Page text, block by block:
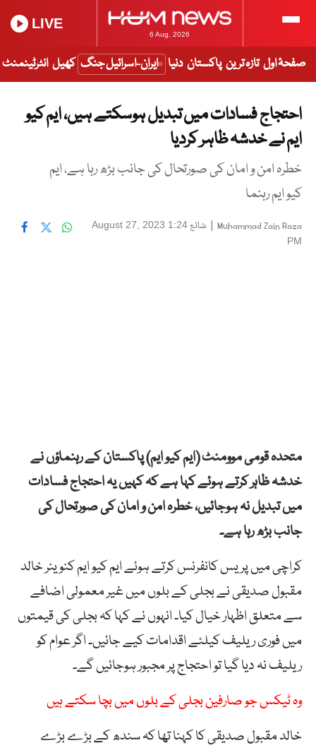
6 Aug, 2026
LIVE
صفحۂ اول تازہ ترین پاکستان دنیا ایران-اسرائیل جنگ کھیل انٹرٹینمنٹ
احتجاج فسادات میں تبدیل ہوسکتے ہیں، ایم کیو
ایم نے خدشہ ظاہر کردیا
خطرہ امن و امان کی صورتحال کی جانب بڑھ رہا ہے، ایم
کیو ایم رہنما
Muhammad Zain Raza
| شائعAugust 27, 2023 1:24
PM
متحدہ قومی موومنٹ (ایم کیو ایم) پاکستان کے رہنماؤں نے
خدشہ ظاہر کرتے ہوئے کہا ہے کہ کہیں یہ احتجاج فسادات
میں تبدیل نہ ہوجائیں، خطرہ امن و امان کی صورتحال کی
جانب بڑھ رہا ہے۔
کراچی میں پریس کانفرنس کرتے ہوئے ایم کیو ایم کنوینر خالد
مقبول صدیقی نے بجلی کے بلوں میں غیر معمولی اضافے
سے متعلق اظہار خیال کیا۔ انہوں نے کہا کہ بجلی کی قیمتوں
میں فوری ریلیف کیلئے اقدامات کیے جائیں۔ اگر عوام کو
ریلیف نہ دیا گیا تو احتجاج پر مجبور ہوجائیں گے۔
وہ ٹیکس جو صارفین بجلی کے بلوں میں بچا سکتے ہیں
خالد مقبول صدیقی کا کہنا تھا کہ سندھ کے بڑے بڑے